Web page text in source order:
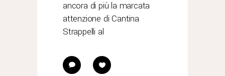
ancora di più la marcata
attenzione di Cantina
Strappelli al